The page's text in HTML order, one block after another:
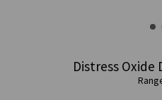
Distress Oxide